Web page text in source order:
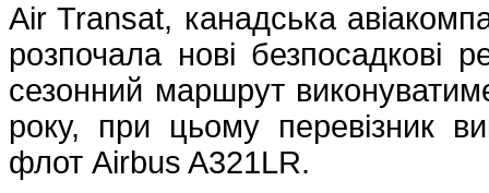
Air Transat, канадська
розпочала нові безпосадкові
сезонний маршрут
року, при цьому перевізник
флот Airbus A321LR.